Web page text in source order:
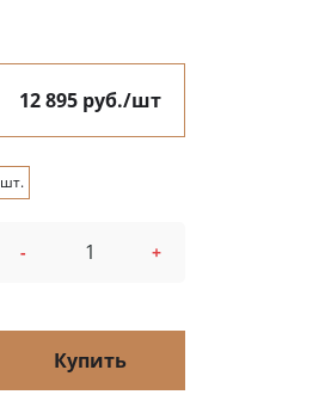
12 895 руб./шт
шт.
- +
Купить